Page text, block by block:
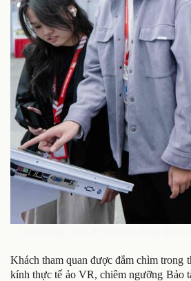
Khách tham quan được đắm chìm trong
kính thực tế ảo VR, chiêm ngưỡng Bảo